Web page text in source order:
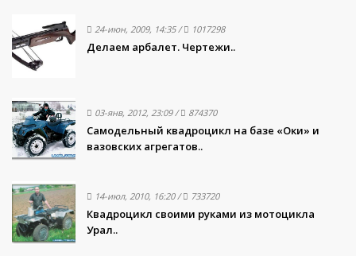
24-июн, 2009, 14:35/ 1017298
Делаем арбалет. Чертежи..
03-янв, 2012, 23:09/ 874370
Самодельный квадроцикл на базе «Оки» и
вазовских агрегатов..
14-июл, 2010, 16:20/ 733720
Квадроцикл своими руками из мотоцикла
Урал..